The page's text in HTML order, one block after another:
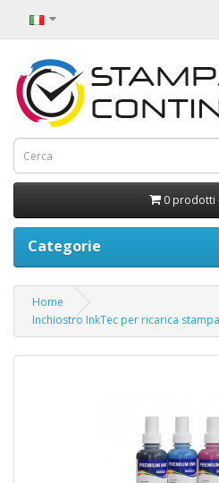
0 prodotti
Categorie
Home
Inchiostro InkTec per ricarica